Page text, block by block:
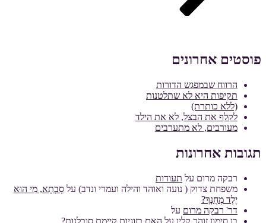
פוסטים אחרונים
הרווח שבמפגש הדורות
תקיפות היא לא שתלטנות
(ללא כותרת)
לקלף את הבצל, לא את הילד
מעורבים, לא מתערבים
תגובות אחרונות
רבקה מרום על תעודות
משפחת צדוק ( נועה ואוהד והילה ועמרי ונדב) על סָבְתָא, מִי הוּא
יֶלֶד מְחֻנָּךְ?
דר' רבקה מרום על
בן סימון זוהר קלין על האם בזוגיות קיימת סובלנות?